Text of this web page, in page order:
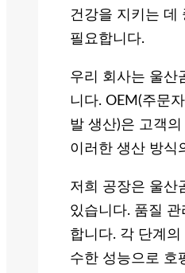
건강을 지키는 데
필요합니다.
우리 회사는 울산
니다. OEM(주문
발 생산)은 고객
이러한 생산 방식
저희 공장은 울산
있습니다. 품질
합니다. 각 단계
수한 성능으로 호